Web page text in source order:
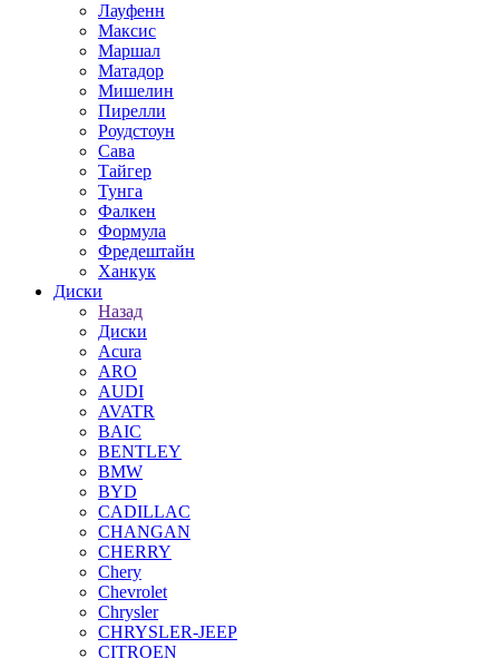
Лауфенн
Максис
Маршал
Матадор
Мишелин
Пирелли
Роудстоун
Сава
Тайгер
Тунга
Фалкен
Формула
Фредештайн
Ханкук
Диски
Назад
Диски
Acura
ARO
AUDI
AVATR
BAIC
BENTLEY
BMW
BYD
CADILLAC
CHANGAN
CHERRY
Chery
Chevrolet
Chrysler
CHRYSLER-JEEP
CITROEN